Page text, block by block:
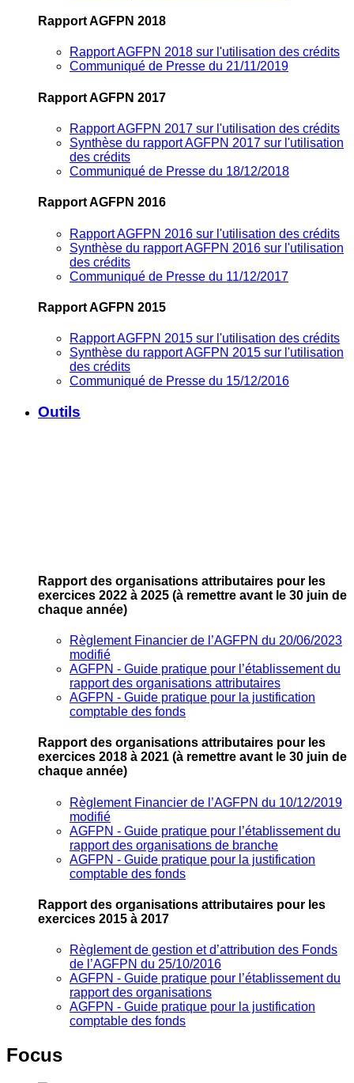
Rapport AGFPN 2018
Rapport AGFPN 2018 sur l'utilisation des crédits
Communiqué de Presse du 21/11/2019
Rapport AGFPN 2017
Rapport AGFPN 2017 sur l'utilisation des crédits
Synthèse du rapport AGFPN 2017 sur l'utilisation
des crédits
Communiqué de Presse du 18/12/2018
Rapport AGFPN 2016
Rapport AGFPN 2016 sur l'utilisation des crédits
Synthèse du rapport AGFPN 2016 sur l'utilisation
des crédits
Communiqué de Presse du 11/12/2017
Rapport AGFPN 2015
Rapport AGFPN 2015 sur l'utilisation des crédits
Synthèse du rapport AGFPN 2015 sur l'utilisation
des crédits
Communiqué de Presse du 15/12/2016
Outils
Rapport des organisations attributaires pour les
exercices 2022 à 2025 (à remettre avant le 30 juin de
chaque année)
Règlement Financier de l’AGFPN du 20/06/2023
modifié
AGFPN ‐ Guide pratique pour l’établissement du
rapport des organisations attributaires
AGFPN ‐ Guide pratique pour la justification
comptable des fonds
Rapport des organisations attributaires pour les
exercices 2018 à 2021 (à remettre avant le 30 juin de
chaque année)
Règlement Financier de l’AGFPN du 10/12/2019
modifié
AGFPN ‐ Guide pratique pour l’établissement du
rapport des organisations de branche
AGFPN ‐ Guide pratique pour la justification
comptable des fonds
Rapport des organisations attributaires pour les
exercices 2015 à 2017
Règlement de gestion et d’attribution des Fonds
de l’AGFPN du 25/10/2016
AGFPN ‐ Guide pratique pour l’établissement du
rapport des organisations
AGFPN ‐ Guide pratique pour la justification
comptable des fonds
Focus